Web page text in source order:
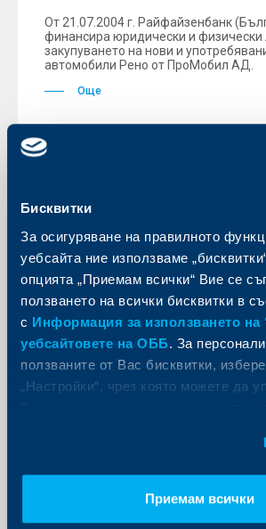
Бисквитки
За осигуряване на правилното
уебсайта ние използваме
опцията „Приемам всички“ Вие се
ползването на всички бисквитки в
с Информация за използването на
уебсайтовете на ОББ. За
ползваните от Вас бисквитки,
„Настройки“, чрез която можете да
Приемам всички
От 21.07.2004 г. Райфайзенбанк
финансира юридически и физически
закупуването на нови и
автомобили Рено от ПроМобил АД.
Още
Президентът на
на Райфайзенбанк
наградата “Банка на
за втора поредна година
13 юли 2004
В присъствието на финансовия,
политическия елит на България, на
Райфайзенбанк (България) ЕАД беше
втора поредна година, с една от